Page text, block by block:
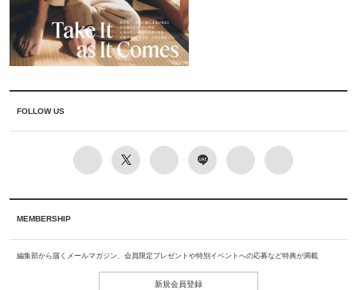
FOLLOW US
MEMBERSHIP
編集部から届くメールマガジン、会員限定プレゼントや特別イベントへの応募など特典が満載
新規会員登録